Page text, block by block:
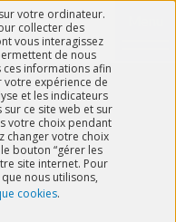
votre ordinateur.
collecter des
vous interagissez
de nous
informations afin
expérience de
et les indicateurs
ce site web et sur
votre choix pendant
changer votre choix
bouton “gérer les
site internet. Pour
nous utilisons,
cookies.